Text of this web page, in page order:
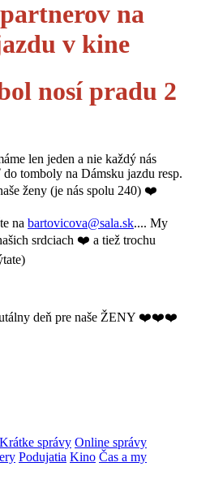
na
v kine
nosí pradu 2
len jeden a nie každý nás
tomboly na Dámsku jazdu resp.
ženy (je nás spolu 240) ❤️
na bartovicova@sala.sk.... My
srdciach ❤️ a tiež trochu
deň pre naše ŽENY ❤️❤️❤️
Krátke správy Online správy
Podujatia Kino Čas a my